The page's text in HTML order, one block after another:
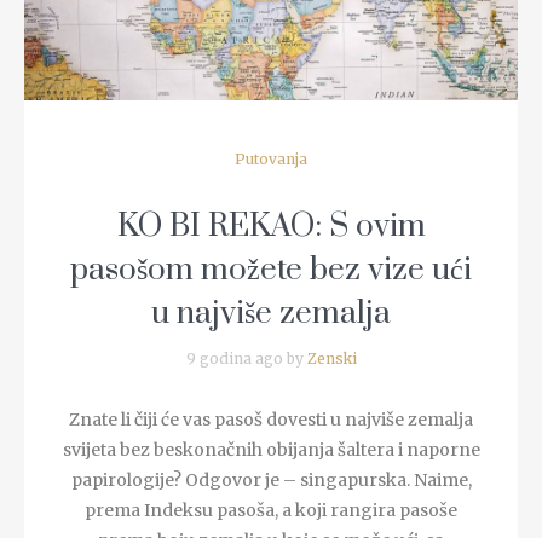
Putovanja
KO BI REKAO: S ovim
pasošom možete bez vize ući
u najviše zemalja
9 godina ago by Zenski
Znate li čiji će vas pasoš dovesti u najviše zemalja
svijeta bez beskonačnih obijanja šaltera i naporne
papirologije? Odgovor je – singapurska. Naime,
prema Indeksu pasoša, a koji rangira pasoše